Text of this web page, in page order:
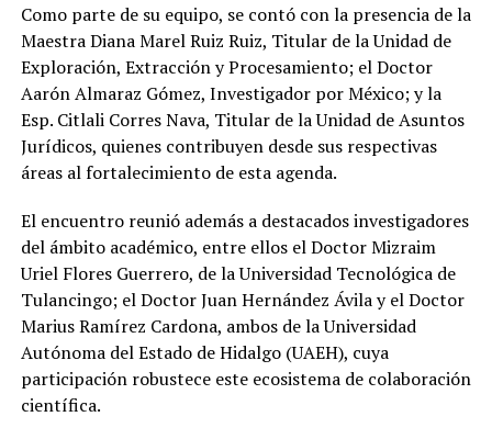
Como parte de su equipo, se contó con la presencia de la
Maestra Diana Marel Ruiz Ruiz, Titular de la Unidad de
Exploración, Extracción y Procesamiento; el Doctor
Aarón Almaraz Gómez, Investigador por México; y la
Esp. Citlali Corres Nava, Titular de la Unidad de Asuntos
Jurídicos, quienes contribuyen desde sus respectivas
áreas al fortalecimiento de esta agenda.
El encuentro reunió además a destacados investigadores
del ámbito académico, entre ellos el Doctor Mizraim
Uriel Flores Guerrero, de la Universidad Tecnológica de
Tulancingo; el Doctor Juan Hernández Ávila y el Doctor
Marius Ramírez Cardona, ambos de la Universidad
Autónoma del Estado de Hidalgo (UAEH), cuya
participación robustece este ecosistema de colaboración
científica.